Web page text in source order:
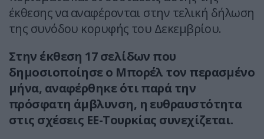
έκθεσης να αναφέρονται στην τελική δήλωση
της συνόδου κορυφής του Δεκεμβρίου.
Στην έκθεση 17 σελίδων που
δημοσιοποίησε ο Μπορέλ τον περασμένο
μήνα, αναφέρθηκε ότι παρά την
πρόσφατη άμβλυνση, η ευθραυστότητα
στις σχέσεις ΕΕ-Τουρκίας συνεχίζεται.